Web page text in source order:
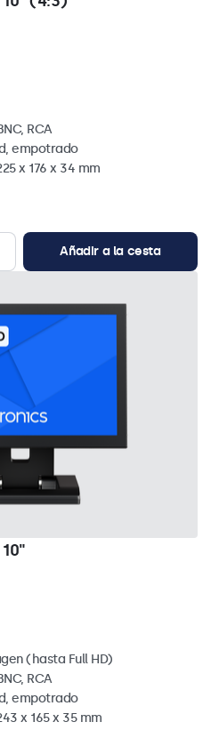
RCA
empotrado
x 176 x 34 mm
Añadir a la cesta
(hasta Full HD)
RCA
empotrado
x 165 x 35 mm